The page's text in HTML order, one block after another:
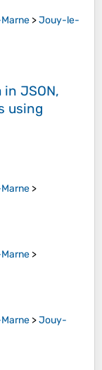
>Jouy-le-
JSON,
using
>
>
>Jouy-